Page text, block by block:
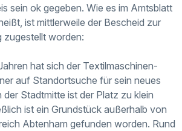
sein ok gegeben. Wie es im Amtsblatt
ist mittlerweile der Bescheid zur
zugestellt worden:
hat sich der Textilmaschinen-
auf Standortsuche für sein neues
der Stadtmitte ist der Platz zu klein
ist ein Grundstück außerhalb von
Abtenham gefunden worden. Rund